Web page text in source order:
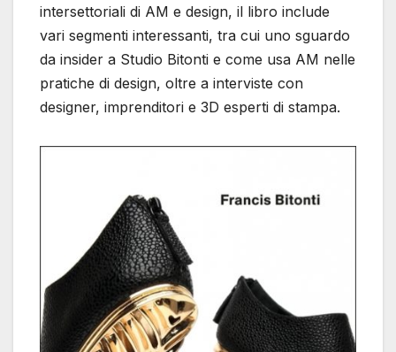
intersettoriali di AM e design, il libro include
vari segmenti interessanti, tra cui uno sguardo
da insider a Studio Bitonti e come usa AM nelle
pratiche di design, oltre a interviste con
designer, imprenditori e 3D esperti di stampa.